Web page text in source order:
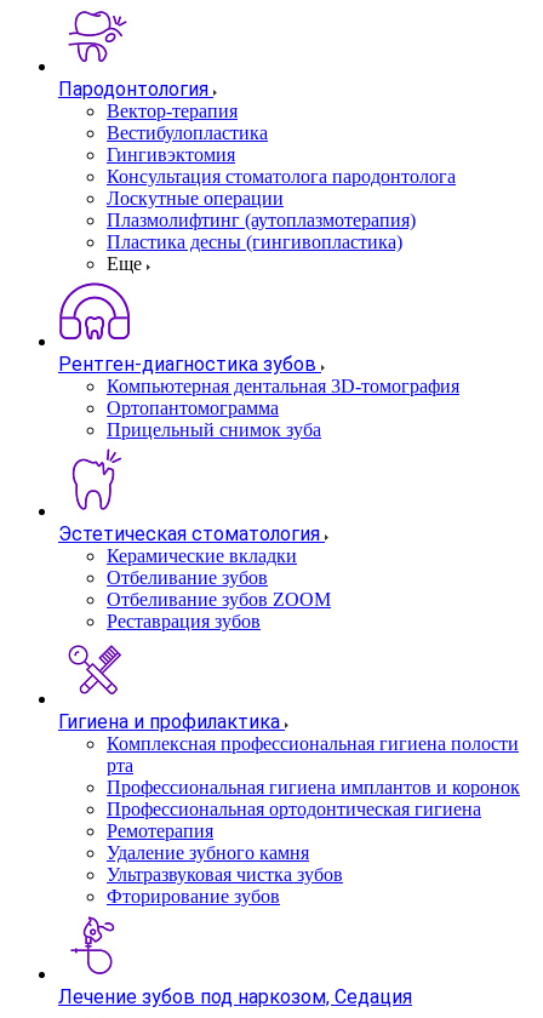
Пародонтология
Вектор-терапия
Вестибулопластика
Гингивэктомия
Консультация стоматолога пародонтолога
Лоскутные операции
Плазмолифтинг (аутоплазмотерапия)
Пластика десны (гингивопластика)
Еще
Рентген-диагностика зубов
Компьютерная дентальная 3D-томография
Ортопантомограмма
Прицельный снимок зуба
Эстетическая стоматология
Керамические вкладки
Отбеливание зубов
Отбеливание зубов ZOOM
Реставрация зубов
Гигиена и профилактика
Комплексная профессиональная гигиена полости
рта
Профессиональная гигиена имплантов и коронок
Профессиональная ортодонтическая гигиена
Ремотерапия
Удаление зубного камня
Ультразвуковая чистка зубов
Фторирование зубов
Лечение зубов под наркозом, Седация